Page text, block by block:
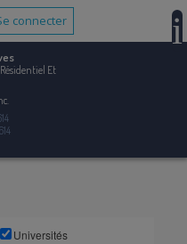
connecter
Et
Universités